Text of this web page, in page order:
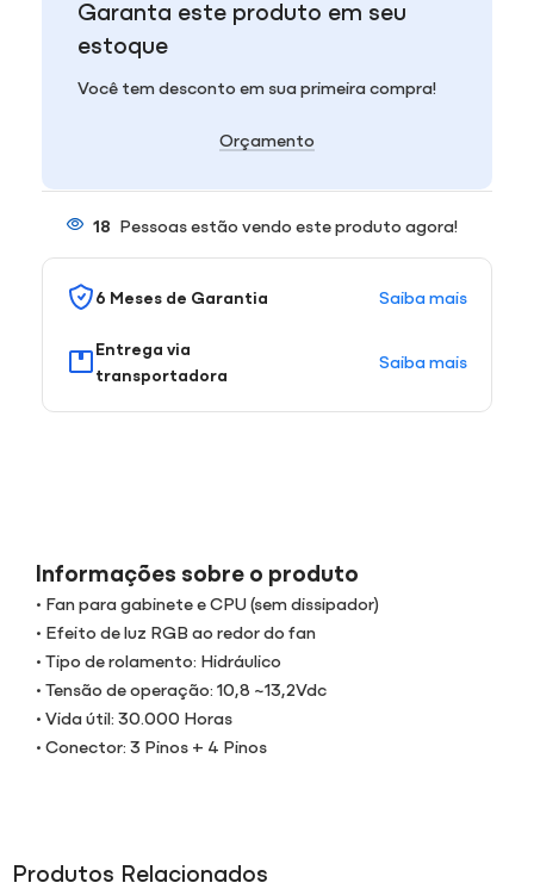
Garanta este produto em seu
estoque
Você tem desconto em sua primeira compra!
Orçamento
18 Pessoas estão vendo este produto agora!
6 Meses de Garantia Saiba mais
Entrega via
transportadora
Saiba mais
Informações sobre o produto
• Fan para gabinete e CPU (sem dissipador)
• Efeito de luz RGB ao redor do fan
• Tipo de rolamento: Hidráulico
• Tensão de operação: 10,8 ~13,2Vdc
• Vida útil: 30.000 Horas
• Conector: 3 Pinos + 4 Pinos
Produtos Relacionados